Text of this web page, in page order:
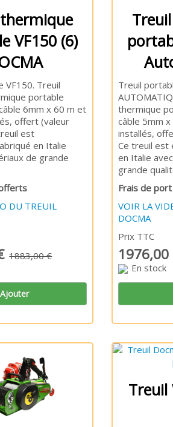
VF150 (6)
VF150. Treuil
portable
6mm x 60 m et
offert (valeur
est
en Italie
de grande
DU TREUIL
1883,00 €
Ajouter
Treuil
thermique
câble 5mm
installés,
Ce treuil est
en Italie
grande
Frais de
VOIR LA
DOCMA
Prix TTC
1976,00
En stock
Treuil